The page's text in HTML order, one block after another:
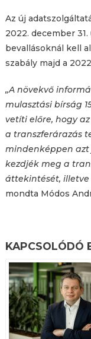
Az új
2022. december
bevallásoknál kell
szabály majd a
„A növekvő
mulasztási bírság
vetíti előre, hogy
a transzferárazás
mindenképpen azt
kezdjék meg a
áttekintését, illetve
mondta Módos
KAPCSOLÓDÓ